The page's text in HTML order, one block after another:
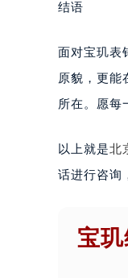
结语
面对宝玑表
原貌，更能
所在。愿每
以上就是北
话进行咨询
宝